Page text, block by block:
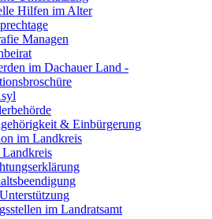
Hilfen im Alter
Managen
im Dachauer Land -
& Einbürgerung
im Landkreis
im Landratsamt